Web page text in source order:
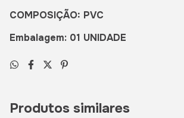
COMPOSIÇÃO: PVC
Embalagem: 01 UNIDADE
Produtos similares